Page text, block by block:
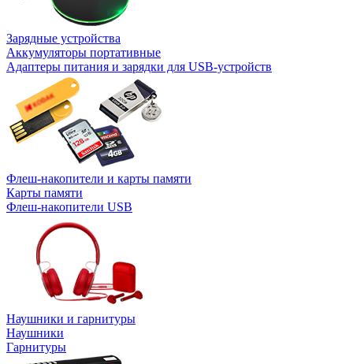
Зарядные устройства
Аккумуляторы портативные
Адаптеры питания и зарядки для USB-устройств
Флеш-накопители и карты памяти
Карты памяти
Флеш-накопители USB
Наушники и гарнитуры
Наушники
Гарнитуры